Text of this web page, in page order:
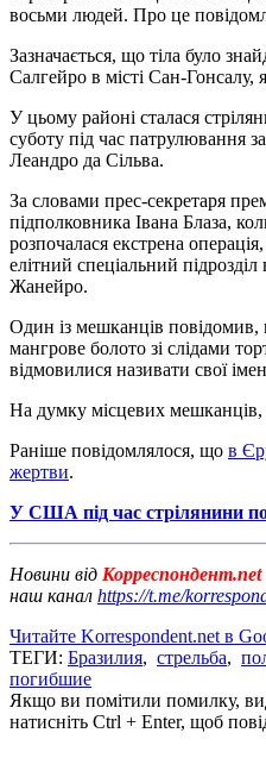
восьми людей. Про це
Зазначається, що тіла було
Салгейро в місті Сан-Гонсалу,
У цьому районі сталася
суботу під час патрулювання
Леандро да Сільва.
За словами прес-секретаря
підполковника Івана Блаза,
розпочалася екстрена
елітний спеціальний підрозділ
Жанейро.
Один із мешканців повідомив,
мангрове болото зі слідами
відмовилися називати свої
На думку місцевих мешканців,
Раніше повідомлялося, що в
жертви.
У США під час стрілянини
Новини від Корреспондент.net
наш канал https://t.me/
Читайте Korrespondent.net в
ТЕГИ: Бразилия, стрельба,
погибшие
Якщо ви помітили помилку,
натисніть Ctrl + Enter, щоб